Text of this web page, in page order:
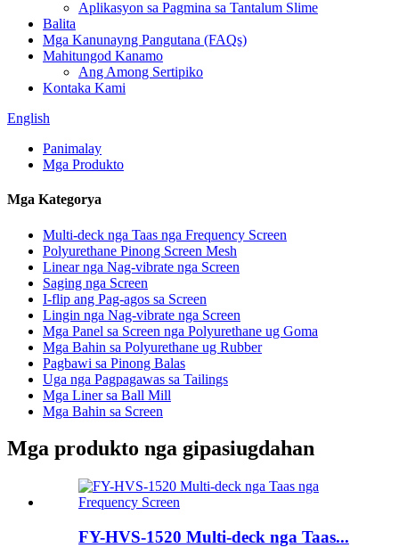
Aplikasyon sa Pagmina sa Tantalum Slime
Balita
Mga Kanunayng Pangutana (FAQs)
Mahitungod Kanamo
Ang Among Sertipiko
Kontaka Kami
English
Panimalay
Mga Produkto
Mga Kategorya
Multi-deck nga Taas nga Frequency Screen
Polyurethane Pinong Screen Mesh
Linear nga Nag-vibrate nga Screen
Saging nga Screen
I-flip ang Pag-agos sa Screen
Lingin nga Nag-vibrate nga Screen
Mga Panel sa Screen nga Polyurethane ug Goma
Mga Bahin sa Polyurethane ug Rubber
Pagbawi sa Pinong Balas
Uga nga Pagpagawas sa Tailings
Mga Liner sa Ball Mill
Mga Bahin sa Screen
Mga produkto nga gipasiugdahan
FY-HVS-1520 Multi-deck nga Taas...